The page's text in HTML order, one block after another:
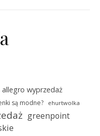
allegro wyprzedaż
są modne? ehurtwolka
greenpoint